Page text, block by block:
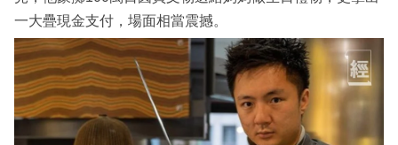
一大疊現金支付，場面相當震撼。